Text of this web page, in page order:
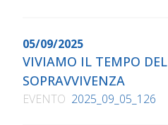
05/09/2025
VIVIAMO IL TEMPO
SOPRAVVIVENZA
EVENTO 2025_09_05_126